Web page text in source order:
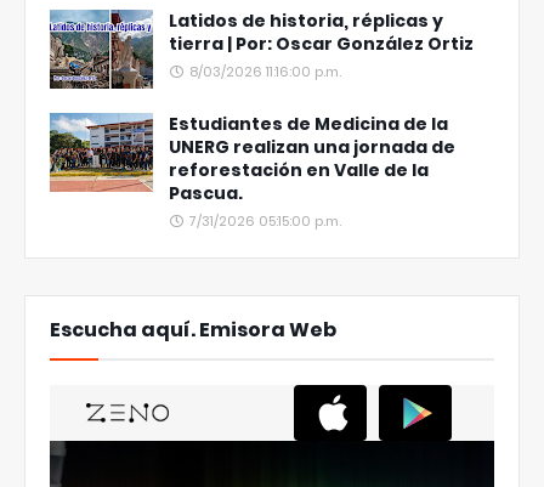
Latidos de historia, réplicas y
tierra | Por: Oscar González Ortiz
8/03/2026 11:16:00 p.m.
Estudiantes de Medicina de la
UNERG realizan una jornada de
reforestación en Valle de la
Pascua.
7/31/2026 05:15:00 p.m.
Escucha aquí. Emisora Web